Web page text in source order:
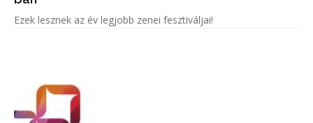
Ezek lesznek az év legjobb zenei fesztiváljai!